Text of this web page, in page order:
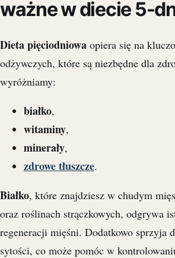
ważne w diecie 5-
Dieta pięciodniowa opiera się na
odżywczych, które są niezbędne dla
wyróżniamy:
białko,
witaminy,
minerały,
zdrowe tłuszcze.
Białko, które znajdziesz w chudym
oraz roślinach strączkowych, odgrywa
regeneracji mięśni. Dodatkowo sprzyja
sytości, co może pomóc w